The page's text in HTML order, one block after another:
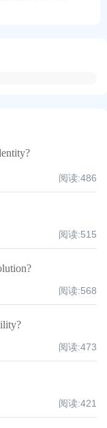
阅读:486
阅读:515
阅读:568
阅读:473
阅读:421